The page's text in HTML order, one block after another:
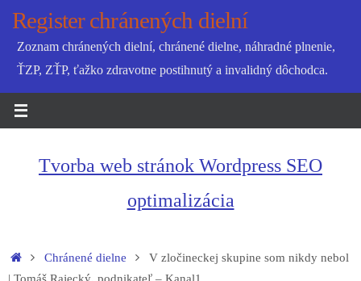
SkipRegister chránených dielní
Zoznam chránených dielní, chránené dielne, náhradné plnenie,
ŤZP, ZŤP, ťažko zdravotne postihnutý a invalidný dôchodca.
Tvorba web stránok Wordpress SEO
optimalizácia
HomeChránené dielne
V zločineckej skupine som nikdy nebol